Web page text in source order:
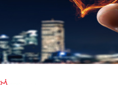
台。目前AIGC技术平台对公司业绩
2026-08-06 22:24:14
纳斯达克100指数转涨，标普500指
幅后涨近2%。其他存储股也大幅收窄